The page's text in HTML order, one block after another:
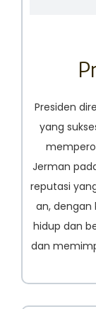
Presiden
yang
Jerman
reputasi
an, dengan
hidup dan
dan